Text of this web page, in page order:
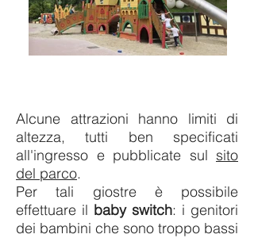
Alcune attrazioni hanno limiti di
altezza, tutti ben specificati
all'ingresso e pubblicate sul sito
del parco.
Per tali giostre è possibile
effettuare il baby switch: i genitori
dei bambini che sono troppo bassi